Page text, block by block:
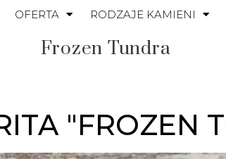
OFERTA RODZAJE KAMIENI
Frozen Tundra
"FROZEN